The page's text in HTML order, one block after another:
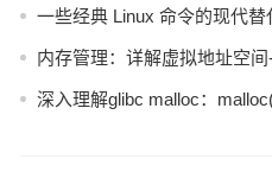
一些经典 Linux 命令的现代替
内存管理：详解虚拟地址空
深入理解glibc malloc：